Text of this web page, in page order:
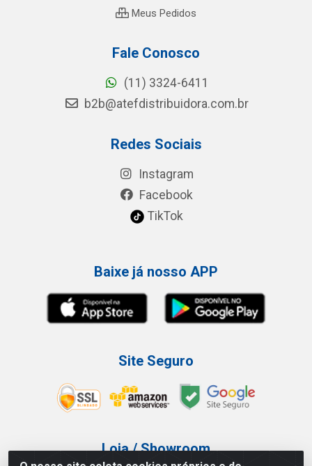
Meus Pedidos
Fale Conosco
(11) 3324-6411
b2b@atefdistribuidora.com.br
Redes Sociais
Instagram
Facebook
TikTok
Baixe já nosso APP
Site Seguro
Loja / Showroom